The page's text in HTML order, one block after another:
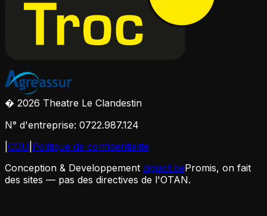
� 2026 Theatre Le Clandestin
N° d'entreprise: 0722.987.124
CGU Politique de confidentialite
Conception & Developpement digiact.bePromis, on fait
des sites — pas des directives de l'OTAN.